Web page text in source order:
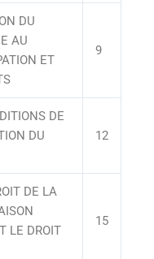
DU
AU
ET
9
DE
DU
12
DE LA
LE DROIT
15